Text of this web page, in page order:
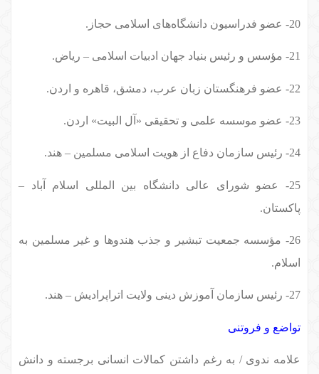
20- عضو فدراسیون دانشگاه‌های اسلامی حجاز.
21- مؤسس و رئیس بنیاد جهان ادبیات اسلامی – ریاض.
22- عضو فرهنگستان زبان عرب، دمشق، قاهره و اردن.
23- عضو موسسه علمی و تحقیقی «آل البیت» اردن.
24- رئیس سازمان دفاع از هویت اسلامی مسلمین – هند.
25- عضو شورای عالی دانشگاه بین المللی اسلام آباد –
پاکستان.
26- مؤسسه جمعیت تبشیر و جذب هندوها و غیر مسلمین به
اسلام.
27- رئیس سازمان آموزش دینی ولایت اتراپرادیش – هند.
تواضع و فروتنی
علامه ندوی / به رغم داشتن کمالات انسانی برجسته و دانش